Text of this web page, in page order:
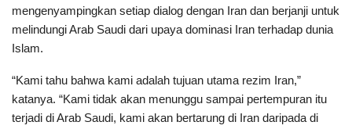
mengenyampingkan setiap dialog dengan Iran dan berjanji untuk
melindungi Arab Saudi dari upaya dominasi Iran terhadap dunia
Islam.
“Kami tahu bahwa kami adalah tujuan utama rezim Iran,”
katanya. “Kami tidak akan menunggu sampai pertempuran itu
terjadi di Arab Saudi, kami akan bertarung di Iran daripada di